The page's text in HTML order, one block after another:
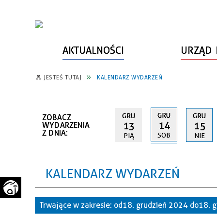
AKTUALNOŚCI URZĄD
WŁADZE MIASTA
URZĄD STANU CYWILNEGO
STRATEGIE, PLANY, PROGRAMY
FUNDUSZE ZEWNĘTRZNE
INFORMACJE O MIEŚCIE
PARTNERZY, NGO
JEDNOSTKI MIEJSKIE
INWESTYCJE MIEJSKIE
POWIATOWY LIDER
PRZEDSIĘBIORCZOŚCI
SPORT
SZLAKI TURYSTYCZNE
ZAŁATW SPRAWĘ
BEZPIECZEŃSTWO
ZWIERZĘTA W GMINIE
INFORMATOR
KOMUNIKACJA I TRANSPORT
JESTEŚ TUTAJ KALENDARZ WYDARZEŃ
ZOBACZ
WYDARZENIA
Z DNIA:
GRU
13
PIĄ
GRU
14
SOB
GRU
15
NIE
KALENDARZ WYDARZEŃ
Trwające w zakresie: od 18. grudzień 2024 do 18.